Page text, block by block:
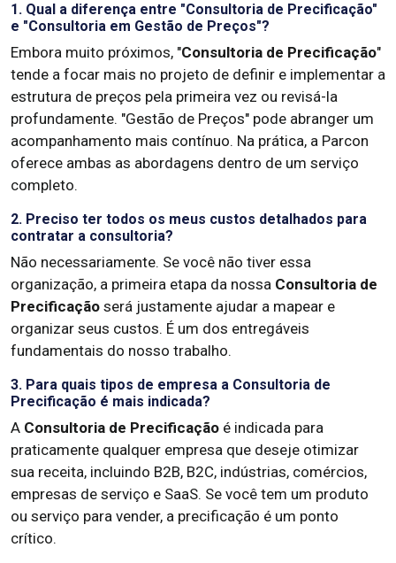
1. Qual a diferença entre "Consultoria de Precificação"
e "Consultoria em Gestão de Preços"?
Embora muito próximos, "Consultoria de Precificação"
tende a focar mais no projeto de definir e implementar a
estrutura de preços pela primeira vez ou revisá-la
profundamente. "Gestão de Preços" pode abranger um
acompanhamento mais contínuo. Na prática, a Parcon
oferece ambas as abordagens dentro de um serviço
completo.
2. Preciso ter todos os meus custos detalhados para
contratar a consultoria?
Não necessariamente. Se você não tiver essa
organização, a primeira etapa da nossa Consultoria de
Precificação será justamente ajudar a mapear e
organizar seus custos. É um dos entregáveis
fundamentais do nosso trabalho.
3. Para quais tipos de empresa a Consultoria de
Precificação é mais indicada?
A Consultoria de Precificação é indicada para
praticamente qualquer empresa que deseje otimizar
sua receita, incluindo B2B, B2C, indústrias, comércios,
empresas de serviço e SaaS. Se você tem um produto
ou serviço para vender, a precificação é um ponto
crítico.